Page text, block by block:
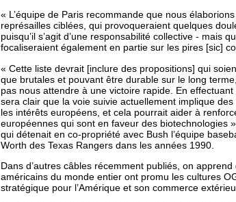
« L’équipe de Paris recommande que nous
représailles ciblées, qui provoqueraient quelques
puisqu’il s’agit d’une responsabilité collective - mais
focaliseraient également en partie sur les pires [sic]
« Cette liste devrait [inclure des propositions] qui
que brutales et pouvant être durable sur le long
pas nous attendre à une victoire rapide. En
sera clair que la voie suivie actuellement implique
les intérêts européens, et cela pourrait aider à
européennes qui sont en faveur des biotechnologies
qui détenait en co-propriété avec Bush l’équipe
Worth des Texas Rangers dans les années 1990.
Dans d’autres câbles récemment publiés, on
américains du monde entier ont promu les cultures
stratégique pour l’Amérique et son commerce